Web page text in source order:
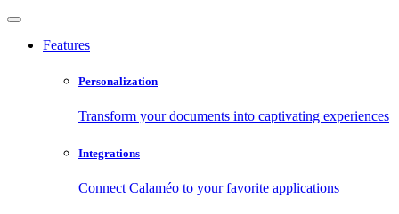
Features
Personalization
Transform your documents into captivating experiences
Integrations
Connect Calaméo to your favorite applications